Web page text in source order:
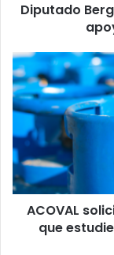
José
Diputado
ACOVAL
solicitó
a
la
municipalidad
de
Valdivia
que
estudie
factibilidad
ACOVAL
que